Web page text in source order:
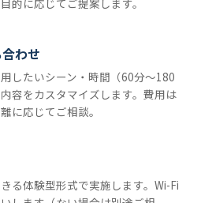
的に応じてご提案します。
わせ
したいシーン・時間（60分〜180
容をカスタマイズします。費用は
に応じてご相談。
る体験型形式で実施します。Wi-Fi